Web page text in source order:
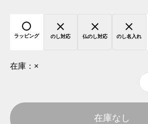
ラッピング のし対応 仏のし対応 のし名入れ
在庫： ×
在庫なし